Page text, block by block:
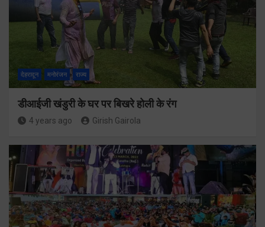
देहरादून मनोरंजन राज्य
डीआईजी खंडुरी के घर पर बिखरे होली के रंग
4 years ago Girish Gairola